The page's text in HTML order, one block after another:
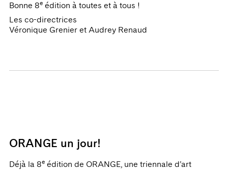
Bonne 8eédition à toutes et à tous !
Les co-directrices
Véronique Grenier et Audrey Renaud
ORANGE un jour!
Déjà la 8eédition de ORANGE, une triennale d’art